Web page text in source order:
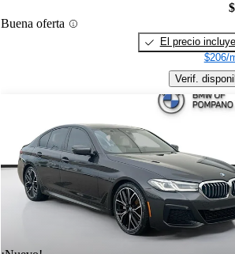
Buena oferta
El precio
$206/
Verif.